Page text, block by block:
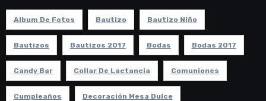
Album De Fotos Bautizo Bautizo Niño
Bautizos Bautizos 2017 Bodas Bodas 2017
Candy Bar Collar De Lactancia Comuniones
Cumpleaños Decoración Mesa Dulce